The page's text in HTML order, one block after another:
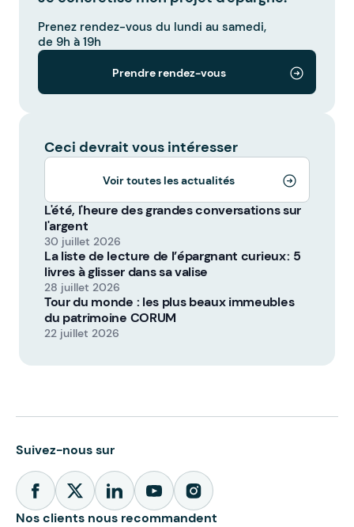
Prenez rendez-vous du lundi au samedi,
de 9h à 19h
Prendre rendez-vous
Ceci devrait vous intéresser
Voir toutes les actualités
L'été, l'heure des grandes conversations sur
l'argent
30 juillet 2026
La liste de lecture de l’épargnant curieux : 5
livres à glisser dans sa valise
28 juillet 2026
Tour du monde : les plus beaux immeubles
du patrimoine CORUM
22 juillet 2026
Suivez-nous sur
Nos clients nous recommandent